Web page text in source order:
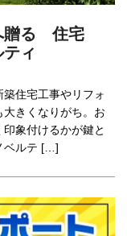
贈る 住宅
ィ
住宅工事やリフォ
きくなりがち。お
象付けるかが鍵と
ベルテ […]